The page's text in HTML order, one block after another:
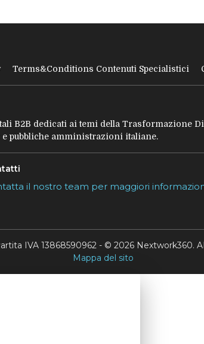
Terms&Conditions Contenuti Specialistici
B2B dedicati ai temi della Trasformazione
pubbliche amministrazioni italiane.
il nostro team per maggiori
IVA 13868590962 - © 2026 Nextwork360.
Mappa del sito